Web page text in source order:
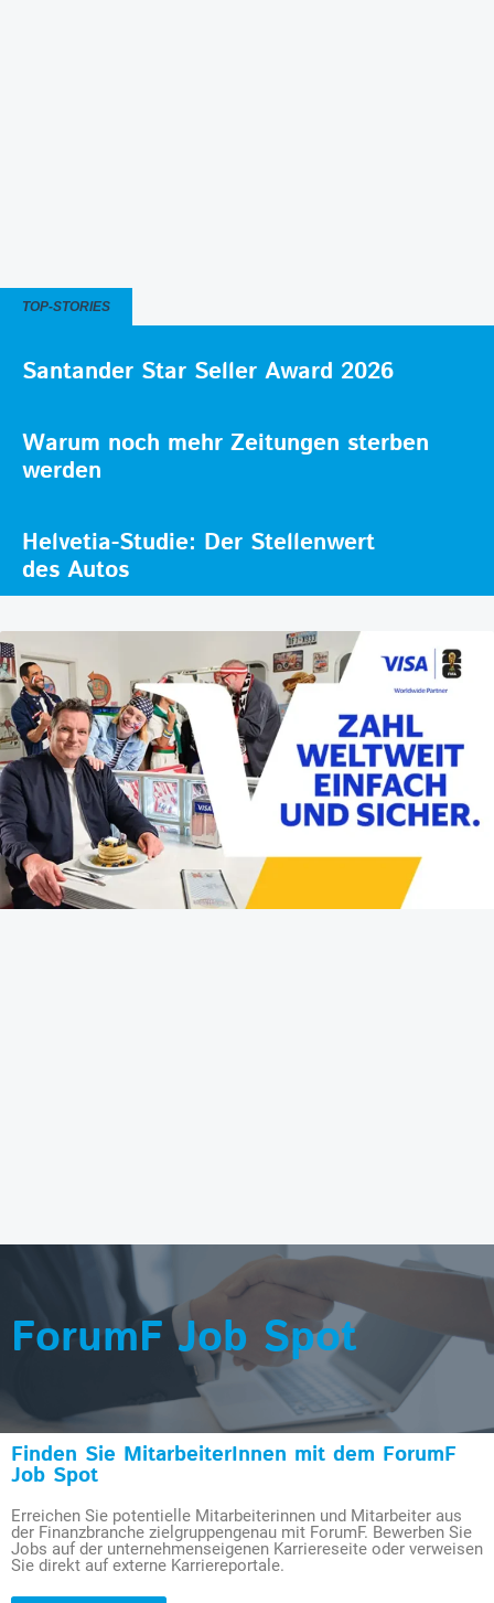
TOP-STORIES
Santander Star Seller Award 2026
Warum noch mehr Zeitungen sterben
werden
Helvetia-Studie: Der Stellenwert
des Autos
ForumF Job Spot
Finden Sie MitarbeiterInnen mit dem ForumF
Job Spot
Erreichen Sie potentielle Mitarbeiterinnen und Mitarbeiter aus
der Finanzbranche zielgruppengenau mit ForumF. Bewerben Sie
Jobs auf der unternehmenseigenen Karriereseite oder verweisen
Sie direkt auf externe Karriereportale.